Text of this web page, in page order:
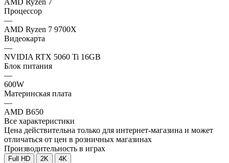
Процессор
—
AMD Ryzen 7 9700X
Видеокарта
—
NVIDIA RTX 5060 Ti 16GB
Блок питания
—
600W
Материнская плата
—
AMD B650
Все характеристики
Цена действительна только для интернет-магазина и может
отличаться от цен в розничных магазинах
Производительность в играх
Full HD 2K 4K